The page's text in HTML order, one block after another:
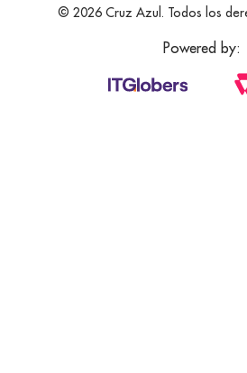
© 2026 Cruz Azul. Todos los
Powered by: